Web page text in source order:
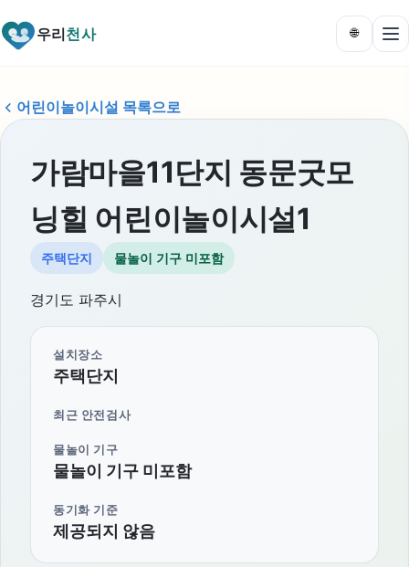
우리천사 🌐
어린이놀이시설 목록으로
가람마을11단지 동문굿모
닝힐 어린이놀이시설1
주택단지 물놀이 기구 미포함
경기도 파주시
설치장소
주택단지
최근 안전검사
물놀이 기구
물놀이 기구 미포함
동기화 기준
제공되지 않음